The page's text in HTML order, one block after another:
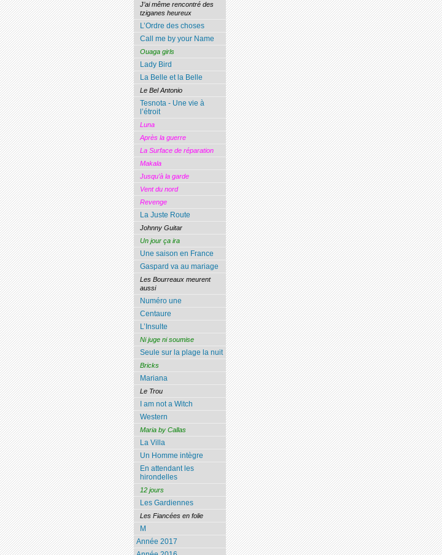
J’ai même rencontré des
tziganes heureux
L’Ordre des choses
Call me by your Name
Ouaga girls
Lady Bird
La Belle et la Belle
Le Bel Antonio
Tesnota - Une vie à
l’étroit
Luna
Après la guerre
La Surface de réparation
Makala
Jusqu’à la garde
Vent du nord
Revenge
La Juste Route
Johnny Guitar
Un jour ça ira
Une saison en France
Gaspard va au mariage
Les Bourreaux meurent
aussi
Numéro une
Centaure
L’Insulte
Ni juge ni soumise
Seule sur la plage la nuit
Bricks
Mariana
Le Trou
I am not a Witch
Western
Maria by Callas
La Villa
Un Homme intègre
En attendant les
hirondelles
12 jours
Les Gardiennes
Les Fiancées en folie
M
Année 2017